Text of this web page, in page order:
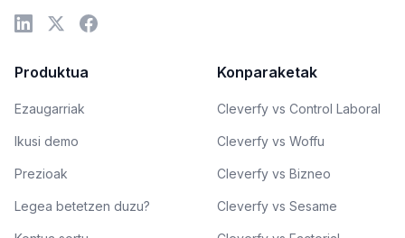
Produktua
Ezaugarriak
Ikusi demo
Prezioak
Legea betetzen duzu?
Konparaketak
Cleverfy vs Control Laboral
Cleverfy vs Woffu
Cleverfy vs Bizneo
Cleverfy vs Sesame